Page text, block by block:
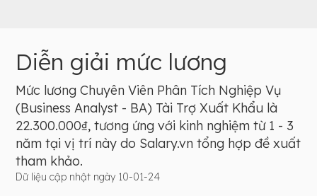
Diễn giải mức lương
Mức lương Chuyên Viên Phân Tích Nghiệp Vụ
(Business Analyst - BA) Tài Trợ Xuất Khẩu là
22.300.000₫, tương ứng với kinh nghiệm từ 1 - 3
năm tại vị trí này do Salary.vn tổng hợp đề xuất
tham khảo.
Dữ liệu cập nhật ngày 10-01-24